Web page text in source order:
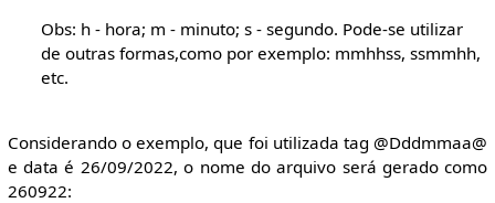
Obs: h - hora; m - minuto; s - segundo. Pode-se utilizar
de outras formas,como por exemplo: mmhhss, ssmmhh,
etc.
Considerando o exemplo, que foi utilizada tag @Dddmmaa@
e data é 26/09/2022, o nome do arquivo será gerado como
260922: